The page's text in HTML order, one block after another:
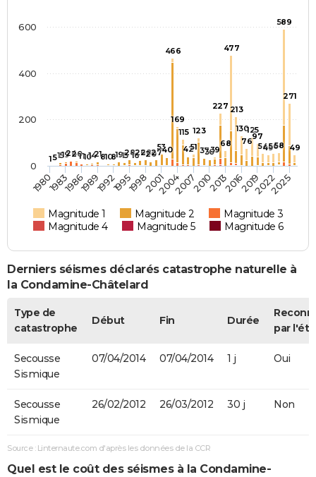
15151924201110142181081915281626282027
5340
466
169
115
4251
123
373039
227
68
477
213
130
76
125
97
54495658
589
271
49
Magnitude 1 Magnitude 2
Magnitude 3
Magnitude 4
Magnitude 5 Magnitude 6
1980198319861989199219951998200120042007201020132016201920222025
0
200
400
600
Derniers séismes déclarés catastrophe naturelle à
la Condamine-Châtelard
Type de
catastrophe
Début Fin Durée
par
Secousse
Sismique
07/04/2014 07/04/2014 1 j Oui
Secousse
Sismique
26/02/2012 26/03/2012 30 j Non
Source : Linternaute.com d'après les données de la CCR
Quel est le coût des séismes à la Condamine-